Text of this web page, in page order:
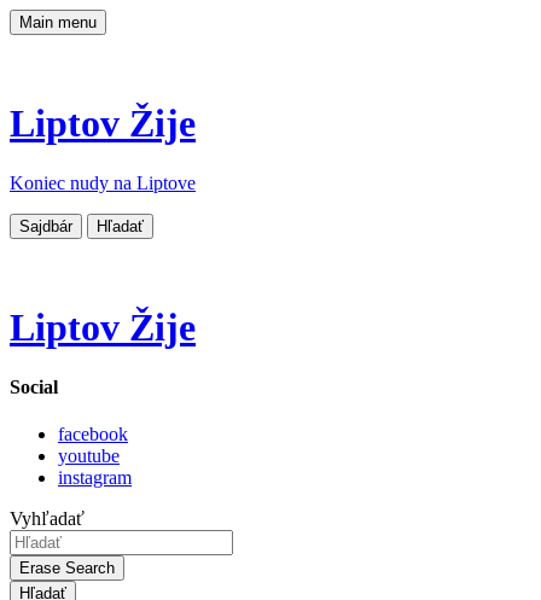
Main menu
Liptov Žije
Koniec nudy na Liptove
Sajdbár Hľadať
Liptov Žije
Social
facebook
youtube
instagram
Vyhľadať
Erase Search